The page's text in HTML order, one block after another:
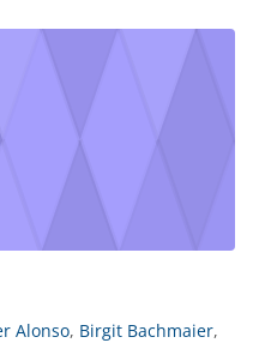
Alonso, Birgit Bachmaier,